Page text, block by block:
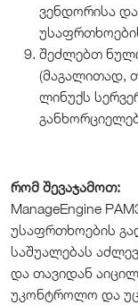
ვენდორისა
შეძლებთ
(მაგალითად,
ლინუქს
რომ შევაჯამოთ:
ManageEngine
უსაფრთხოების
საშუალებას
და თავიდან
უკონტროლო და